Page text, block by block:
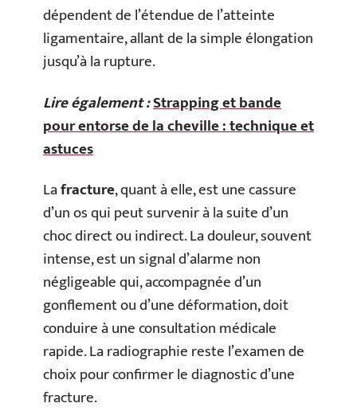
dépendent de l’étendue de l’atteinte
ligamentaire, allant de la simple élongation
jusqu’à la rupture.
Lire également :Strapping et bande
pour entorse de la cheville : technique et
astuces
Lafracture, quant à elle, est une cassure
d’un os qui peut survenir à la suite d’un
choc direct ou indirect. La douleur, souvent
intense, est un signal d’alarme non
négligeable qui, accompagnée d’un
gonflement ou d’une déformation, doit
conduire à une consultation médicale
rapide. La radiographie reste l’examen de
choix pour confirmer le diagnostic d’une
fracture.